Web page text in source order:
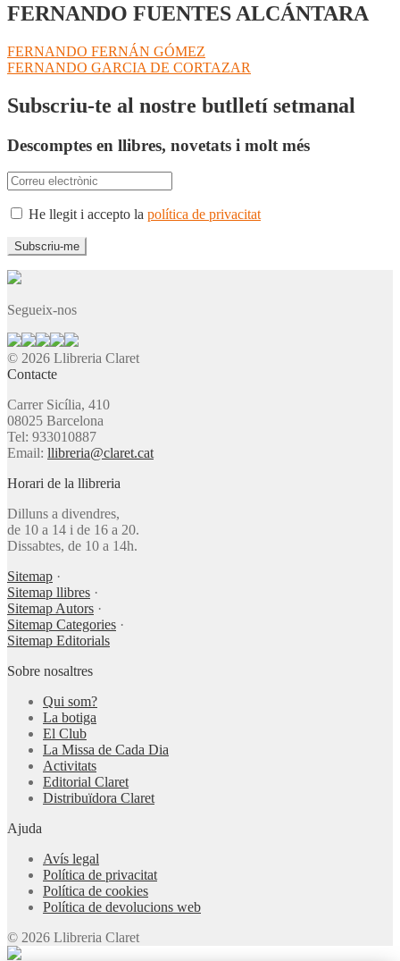
FERNANDO FUENTES ALCÁNTARA
Navegació
d'entrades
Entrada
anterior:
FERNANDO FERNÁN GÓMEZ
Pròxima
FERNANDO GARCIA DE CORTAZAR
Subscriu-te al nostre butlletí setmanal
Descomptes en llibres, novetats i molt més
He llegit i accepto la política de privacitat
Segueix-nos
© 2026 Llibreria Claret
Contacte
Carrer Sicília, 410
08025 Barcelona
Tel: 933010887
Email: llibreria@claret.cat
Horari de la llibreria
Dilluns a divendres,
de 10 a 14 i de 16 a 20.
Dissabtes, de 10 a 14h.
Sitemap ·
Sitemap llibres ·
Sitemap Autors ·
Sitemap Categories ·
Sitemap Editorials
Sobre nosaltres
Qui som?
La botiga
El Club
La Missa de Cada Dia
Activitats
Editorial Claret
Distribuïdora Claret
Ajuda
Avís legal
Política de privacitat
Política de cookies
Política de devolucions web
© 2026 Llibreria Claret